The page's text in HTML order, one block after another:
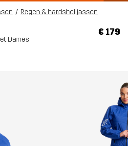
Regen & hardshelljassen
Dames
€ 179